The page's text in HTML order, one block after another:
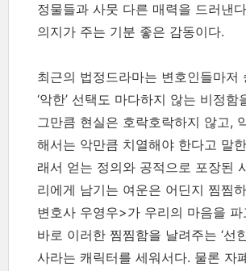
정물들과 사뭇 다른 매력을 드러낸
의지가 주는 기분 좋은 감동이다.
최근의 법정드라마는 변호인들마저
‘악한’ 선택도 마다하지 않는 비정함
그만큼 현실은 호락호락하지 않고,
해서는 악만큼 치열해야 한다고 말
래서 얻는 정의와 공적으로 포장된
리에게 남기는 여운은 어딘지 찜찜
변호사 우영우>가 우리의 마음을
바로 이러한 찜찜함을 날려주는 ‘선
사라는 캐릭터를 세워서다. 물론 자